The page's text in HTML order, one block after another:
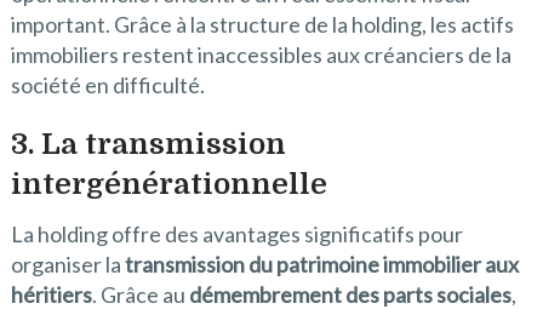
important. Grâce à la structure de la holding, les actifs
immobiliers restent inaccessibles aux créanciers de la
société en difficulté.
3. La transmission
intergénérationnelle
La holding offre des avantages significatifs pour
organiser latransmission du patrimoine immobilier aux
héritiers. Grâce au démembrement des parts sociales,